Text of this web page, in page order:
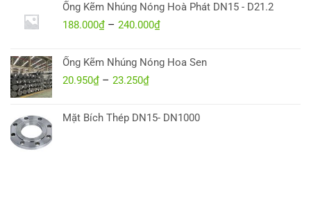
20.000₫
đến
Ống Kẽm Nhúng Nóng Hoà Phát DN15 - D21.2
188.000₫ – 240.000₫
188.000₫
Ống Kẽm Nhúng Nóng Hoa Sen
20.950₫ – 23.250₫
20.950₫
Mặt Bích Thép DN15- DN1000